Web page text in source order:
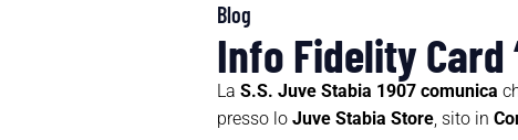
Blog
Info Fidelity Card
La S.S. Juve Stabia 1907 comunica
presso lo Juve Stabia Store, sito in